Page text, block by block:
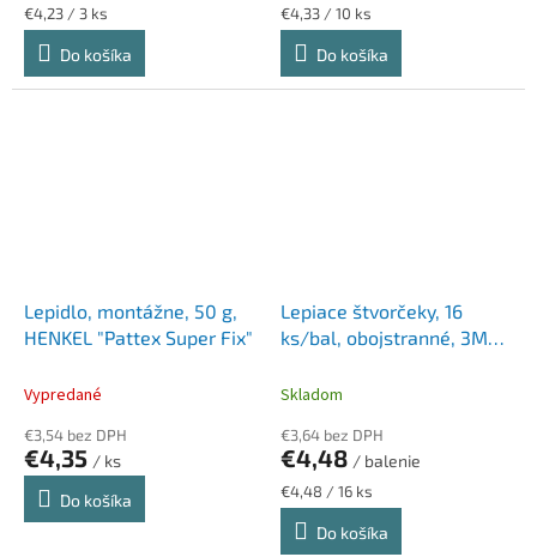
Jednotková
cena:
€4,23 / 3 ks
Do košíka
Jednotková
cena:
€4,33 / 10 ks
Do košíka
Lepidlo, montážne, 50 g,
HENKEL "Pattex Super Fix"
Vypredané
€3,54 bez DPH
€4,35 / ks
Do košíka
Lepiace štvorčeky, 16
ks/bal, obojstranné, 3M
Skladom
€3,64 bez DPH
€4,48 / balenie
Jednotková
cena:
€4,48 / 16 ks
Do košíka